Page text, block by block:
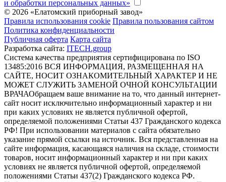
и обработки персональных данных»
© 2026 «Елатомский приборный завод»
Правила использования cookie Правила пользования сайтом
Политика конфиденциальности
Публичная оферта Карта сайта
Разработка сайта: ITECH.group
Система качества предприятия сертифицирована по ISO
13485:2016 ВСЯ ИНФОРМАЦИЯ, РАЗМЕЩЕННАЯ НА
САЙТЕ, НОСИТ ОЗНАКОМИТЕЛЬНЫЙ ХАРАКТЕР И НЕ
МОЖЕТ СЛУЖИТЬ ЗАМЕНОЙ ОЧНОЙ КОНСУЛЬТАЦИИ
ВРАЧАОбращаем ваше внимание на то, что данный интернет-
сайт носит исключительно информационный характер и ни
при каких условиях не является публичной офертой,
определяемой положениями Статьи 437 Гражданского кодекса
РФ! При использовании материалов с сайта обязательно
указание прямой ссылки на источник. Вся представленная на
сайте информация, касающаяся наличия на складе, стоимости
товаров, носит информационный характер и ни при каких
условиях не является публичной офертой, определяемой
положениями Статьи 437(2) Гражданского кодекса РФ.